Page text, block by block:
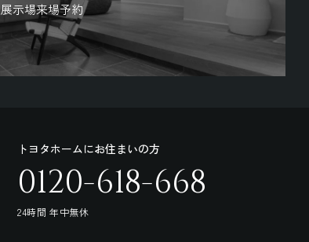
展示場来場予約
トヨタホームにお住まいの方
0120-618-668
24時間 年中無休